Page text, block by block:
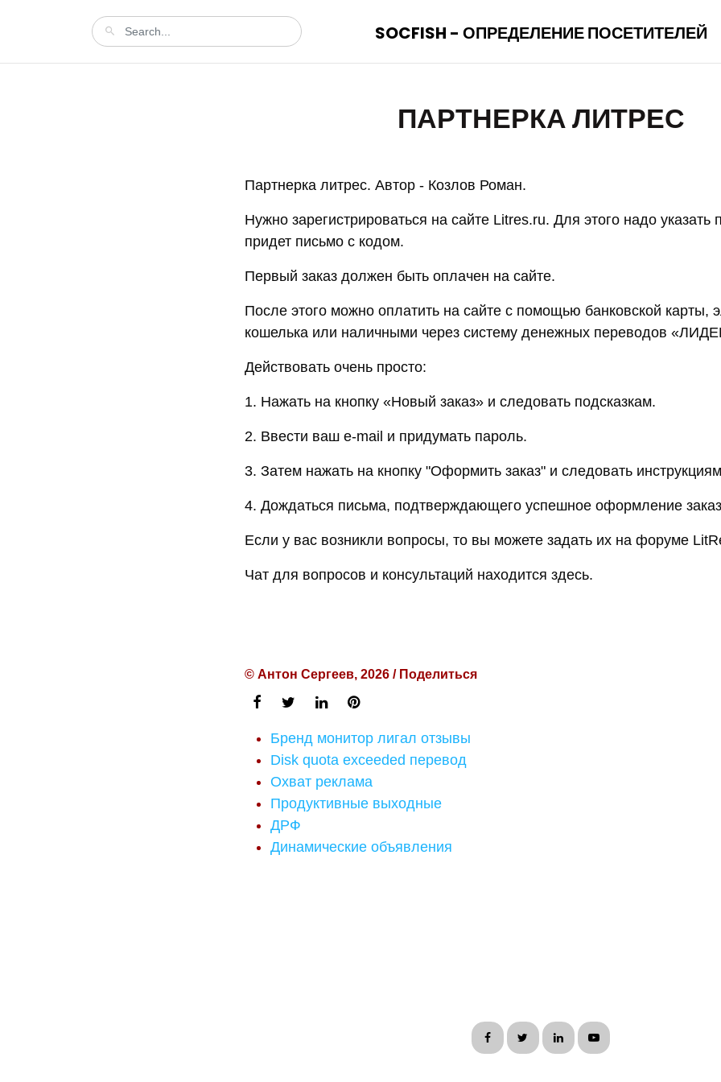
SOCFISH - ОПРЕДЕЛЕНИЕ ПОСЕТИТЕЛЕЙ
ПАРТНЕРКА ЛИТРЕС
Партнерка литрес. Автор - Козлов Роман.
Нужно зарегистрироваться на сайте Litres.ru. Для этого надо указать
придет письмо с кодом.
Первый заказ должен быть оплачен на сайте.
После этого можно оплатить на сайте с помощью банковской карты,
кошелька или наличными через систему денежных переводов
Действовать очень просто:
1. Нажать на кнопку «Новый заказ» и следовать подсказкам.
2. Ввести ваш e-mail и придумать пароль.
3. Затем нажать на кнопку "Оформить заказ" и следовать
4. Дождаться письма, подтверждающего успешное оформление
Если у вас возникли вопросы, то вы можете задать их на форуме
Чат для вопросов и консультаций находится здесь.
© Антон Сергеев, 2026 / Поделиться
Бренд монитор лигал отзывы
Disk quota exceeded перевод
Охват реклама
Продуктивные выходные
ДРФ
Динамические объявления